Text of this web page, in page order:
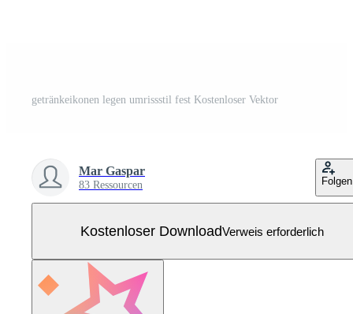
getränkeikonen legen umrissstil fest Kostenloser Vektor
Mar Gaspar
83 Ressourcen Folgen
Kostenloser DownloadVerweis erforderlich